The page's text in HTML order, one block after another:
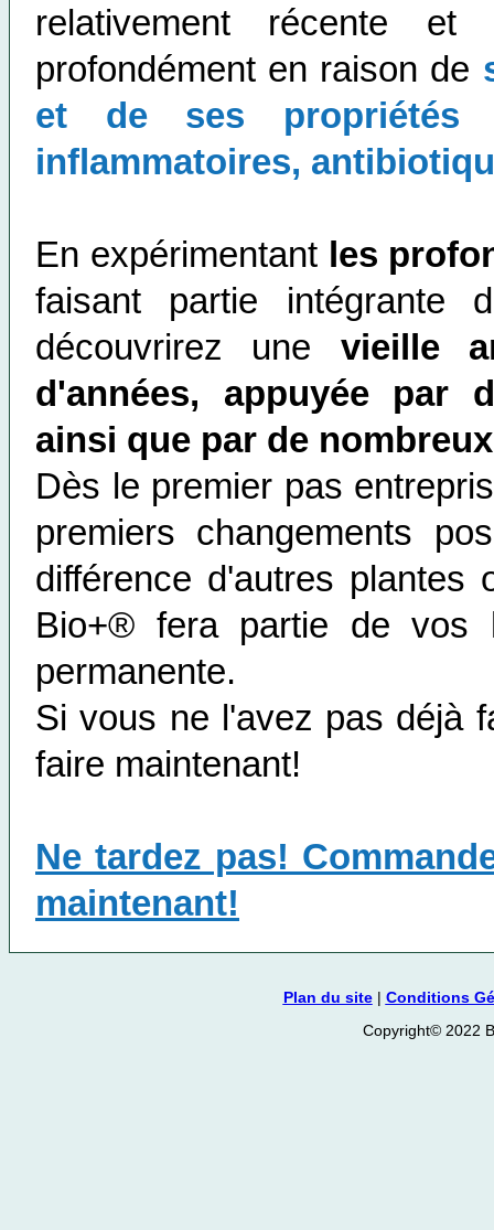
relativement récente
profondément en raison de
et de ses propriétés
inflammatoires,
En expérimentant les
faisant partie intégrante
découvrirez une vieille
d'années, appuyée par
ainsi que par de
Dès le premier pas
premiers changements
différence d'autres
Bio+® fera partie de vos
permanente.
Si vous ne l'avez pas déjà
faire maintenant!
Ne tardez pas!
maintenant!
Plan du site| Conditions
Copyright© 2022